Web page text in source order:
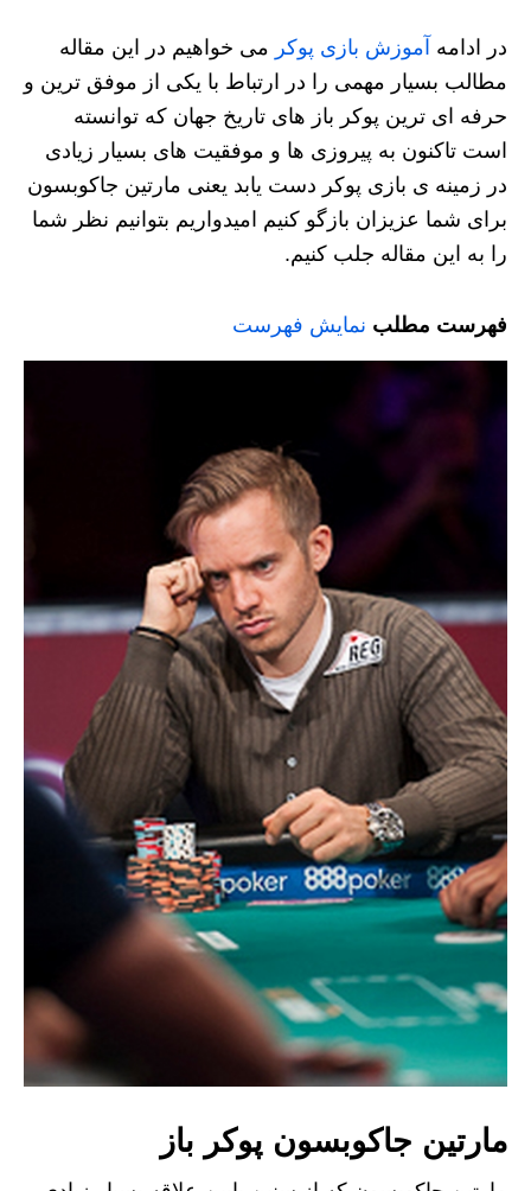
در ادامه آموزش بازی پوکر می خواهیم در این مقاله
مطالب بسیار مهمی را در ارتباط با یکی از موفق ترین و
حرفه ای ترین پوکر باز های تاریخ جهان که توانسته
است تاکنون به پیروزی ها و موفقیت های بسیار زیادی
در زمینه ی بازی پوکر دست یابد یعنی مارتین جاکوبسون
برای شما عزیزان بازگو کنیم امیدواریم بتوانیم نظر شما
را به این مقاله جلب کنیم.
فهرست مطلب نمایش فهرست
مارتین جاکوبسون پوکر باز